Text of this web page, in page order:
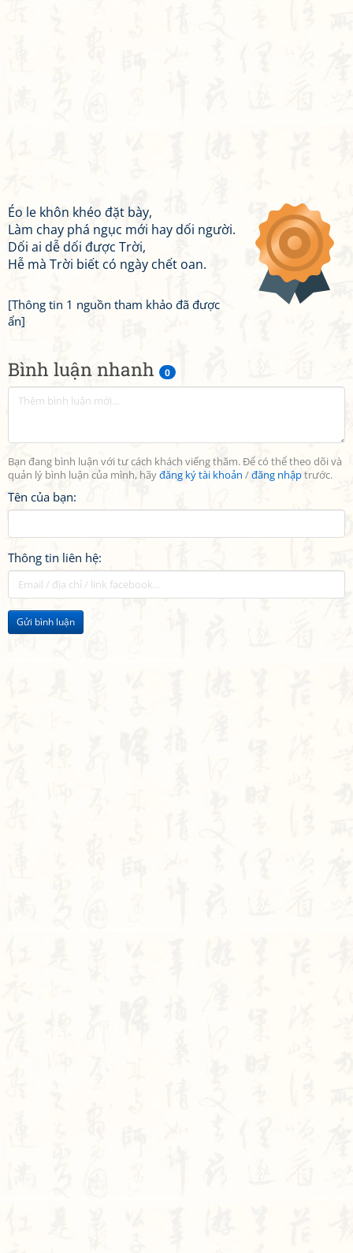
Bình luận nhanh 0
Bạn đang bình luận với tư cách khách viếng thăm. Để có thể theo dõi và
quản lý bình luận của mình, hãyđăng ký tài khoản /đăng nhậptrước.
Tên của bạn:
Thông tin liên hệ:
Gửi bình luận
Éo le khôn khéo đặt bày,
Làm chay phá ngục mới hay dối người.
Dối ai dễ dối được Trời,
Hễ mà Trời biết có ngày chết oan.
[Thông tin 1 nguồn tham khảo đã được
ẩn]